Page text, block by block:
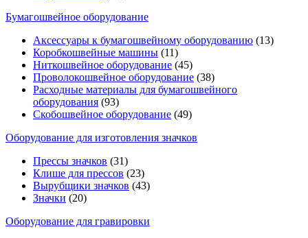
Бумагошвейное оборудование
Аксессуары к бумагошвейному оборудованию (13)
Коробкошвейные машины (11)
Ниткошвейное оборудование (45)
Проволокошвейное оборудование (38)
Расходные материалы для бумагошвейного
оборудования (93)
Скобошвейное оборудование (49)
Оборудование для изготовления значков
Прессы значков (31)
Клише для прессов (23)
Вырубщики значков (43)
Значки (20)
Оборудование для гравировки